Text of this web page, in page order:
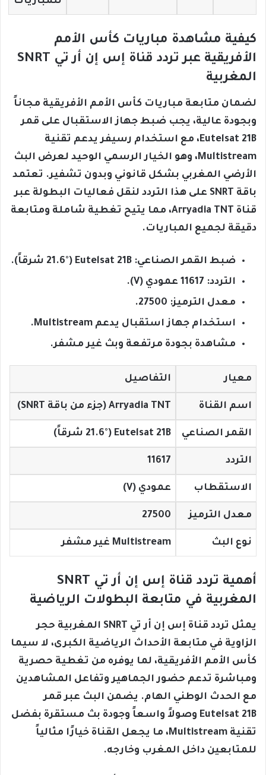
كيفية مشاهدة مباريات كأس الأمم
الأفريقية عبر تردد قناة إس إن أر تي SNRT
المغربية
لضمان متابعة مباريات كأس الأمم الأفريقية مجاناً
وبجودة عالية، يجب ضبط جهاز الاستقبال على قمر
Eutelsat 21B، مع استخدام رسيفر يدعم تقنية
Multistream، وهو الخيار الرسمي الوحيد لعرض البث
الأرضي المغربي بشكل قانوني وبدون تشفير. تعتمد
باقة SNRT على هذا التردد لنقل فعاليات البطولة عبر
قناة Arryadia TNT، مما يتيح تغطية شاملة ومتابعة
دقيقة لجميع المباريات.
ضبط القمر الصناعي: Eutelsat 21B (21.6° شرقاً).
التردد: 11617 عمودي (V).
معدل الترميز: 27500.
استخدام جهاز استقبال يدعم Multistream.
مشاهدة بجودة مرتفعة وبث غير مشفر.
معيار التفاصيل
اسم القناة Arryadia TNT (جزء من باقة SNRT)
القمر الصناعي Eutelsat 21B (21.6° شرقاً)
التردد 11617
الاستقطاب عمودي (V)
معدل الترميز 27500
نوع البث Multistream غير مشفر
أهمية تردد قناة إس إن أر تي SNRT
المغربية في متابعة البطولات الرياضية
يمثل تردد قناة إس إن أر تي SNRT المغربية حجر
الزاوية في متابعة الأحداث الرياضية الكبرى، لا سيما
كأس الأمم الأفريقية، لما يوفره من تغطية حصرية
ومباشرة تدعم حضور الجماهير وتفاعل المشاهدين
مع الحدث الوطني الهام. يضمن البث عبر قمر
Eutelsat 21B وصولاً واسعاً وجودة بث مستقرة بفضل
تقنية Multistream، ما يجعل القناة خيارًا مثالياً
للمتابعين داخل المغرب وخارجه.